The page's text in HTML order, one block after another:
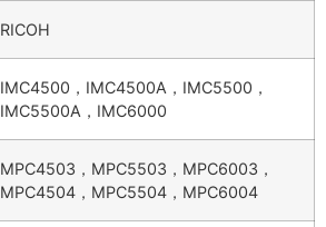
RICOH
IMC4500，IMC4500A，IMC5500，
IMC5500A，IMC6000
MPC4503，MPC5503，MPC6003，
MPC4504，MPC5504，MPC6004